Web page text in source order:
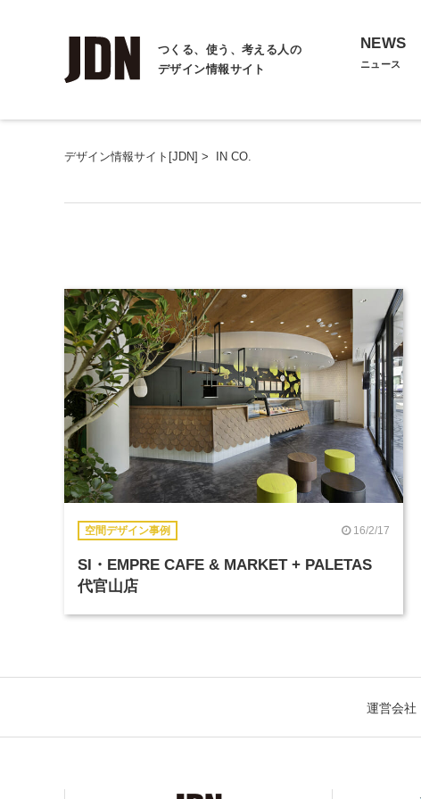
つくる、使う、考える人の
デザイン情報サイト
NEWS
ニュース
デザイン情報サイト[JDN] > IN CO.
空間デザイン事例 16/2/17
SI・EMPRE CAFE & MARKET + PALETAS
代官山店
運営会社